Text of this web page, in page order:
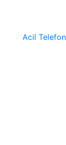
Acil Telefon